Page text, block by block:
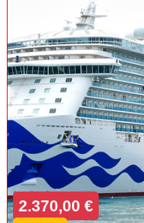
2.370,00 €